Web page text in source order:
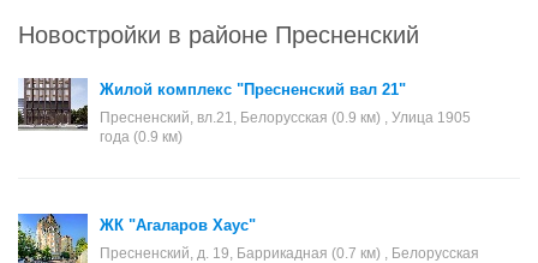
Новостройки в районе Пресненский
Жилой комплекс "Пресненский вал 21"
Пресненский, вл.21, Белорусская (0.9 км) , Улица 1905
года (0.9 км)
ЖК "Агаларов Хаус"
Пресненский, д. 19, Баррикадная (0.7 км) , Белорусская